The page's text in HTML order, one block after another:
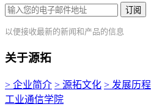
订阅
以便接收最新的新闻和产品的信息
关于源拓
> 企业简介 > 源拓文化 > 发展历程
工业通信学院